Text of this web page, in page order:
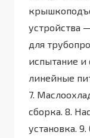
устройства
для
испытание и
линейные
7.
сборка. 8.
установка.